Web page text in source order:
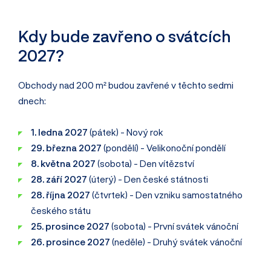
Kdy bude zavřeno o svátcích
2027?
Obchody nad 200 m² budou zavřené v těchto sedmi
dnech:
1. ledna 2027 (pátek) - Nový rok
29. března 2027 (pondělí) - Velikonoční pondělí
8. května 2027 (sobota) - Den vítězství
28. září 2027 (úterý) - Den české státnosti
28. října 2027 (čtvrtek) - Den vzniku samostatného
českého státu
25. prosince 2027 (sobota) - První svátek vánoční
26. prosince 2027 (neděle) - Druhý svátek vánoční